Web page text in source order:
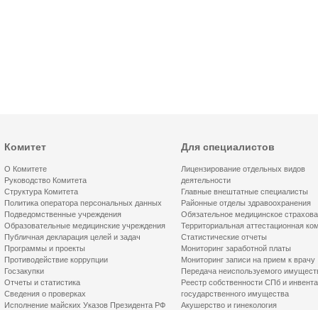
Комитет
О Комитете
Руководство Комитета
Структура Комитета
Политика оператора персональных данных
Подведомственные учреждения
Образовательные медицинские учреждения
Публичная декларация целей и задач
Программы и проекты
Противодействие коррупции
Госзакупки
Отчеты и статистика
Сведения о проверках
Исполнение майских Указов Президента РФ
Для специалистов
Лицензирование отдельных видов
деятельности
Главные внештатные специалисты
Районные отделы здравоохранения
Обязательное медицинское
Территориальная аттестационная
Статистические отчеты
Мониторинг заработной платы
Мониторинг записи на прием к врачу
Передача неиспользуемого
Реестр собственности СПб и
государственного имущества
Акушерство и гинекология